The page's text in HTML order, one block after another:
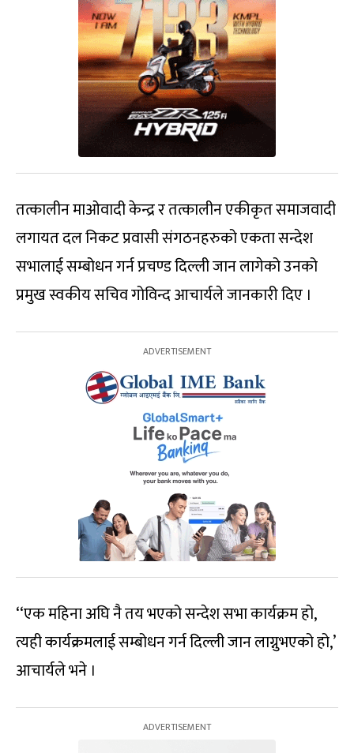
तत्कालीन माओवादी केन्द्र र तत्कालीन एकीकृत समाजवादी
लगायत दल निकट प्रवासी संगठनहरुको एकता सन्देश
सभालाई सम्बोधन गर्न प्रचण्ड दिल्ली जान लागेको उनको
प्रमुख स्वकीय सचिव गोविन्द आचार्यले जानकारी दिए ।
‘‘एक महिना अघि नै तय भएको सन्देश सभा कार्यक्रम हो,
त्यही कार्यक्रमलाई सम्बोधन गर्न दिल्ली जान लाग्नुभएको हो,’
आचार्यले भने ।